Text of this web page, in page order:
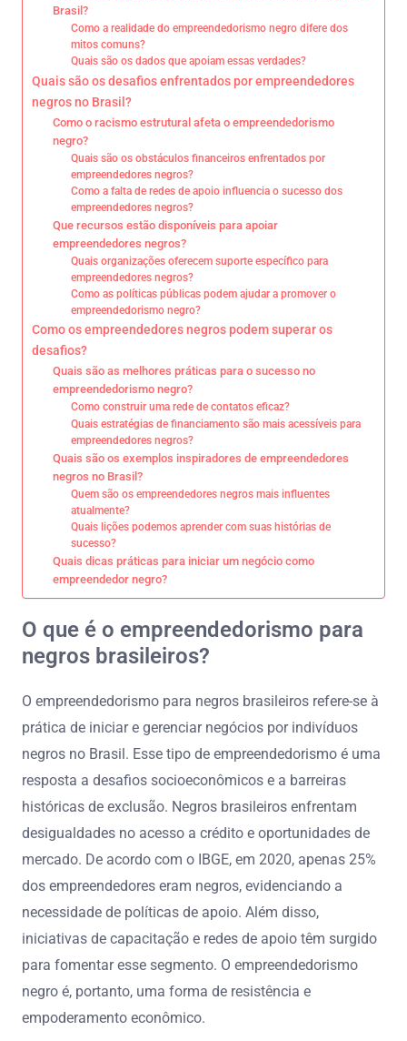
Brasil?
Como a realidade do empreendedorismo negro difere dos
mitos comuns?
Quais são os dados que apoiam essas verdades?
Quais são os desafios enfrentados por empreendedores
negros no Brasil?
Como o racismo estrutural afeta o empreendedorismo
negro?
Quais são os obstáculos financeiros enfrentados por
empreendedores negros?
Como a falta de redes de apoio influencia o sucesso dos
empreendedores negros?
Que recursos estão disponíveis para apoiar
empreendedores negros?
Quais organizações oferecem suporte específico para
empreendedores negros?
Como as políticas públicas podem ajudar a promover o
empreendedorismo negro?
Como os empreendedores negros podem superar os
desafios?
Quais são as melhores práticas para o sucesso no
empreendedorismo negro?
Como construir uma rede de contatos eficaz?
Quais estratégias de financiamento são mais acessíveis para
empreendedores negros?
Quais são os exemplos inspiradores de empreendedores
negros no Brasil?
Quem são os empreendedores negros mais influentes
atualmente?
Quais lições podemos aprender com suas histórias de
sucesso?
Quais dicas práticas para iniciar um negócio como
empreendedor negro?
O que é o empreendedorismo para
negros brasileiros?
O empreendedorismo para negros brasileiros refere-se à
prática de iniciar e gerenciar negócios por indivíduos
negros no Brasil. Esse tipo de empreendedorismo é uma
resposta a desafios socioeconômicos e a barreiras
históricas de exclusão. Negros brasileiros enfrentam
desigualdades no acesso a crédito e oportunidades de
mercado. De acordo com o IBGE, em 2020, apenas 25%
dos empreendedores eram negros, evidenciando a
necessidade de políticas de apoio. Além disso,
iniciativas de capacitação e redes de apoio têm surgido
para fomentar esse segmento. O empreendedorismo
negro é, portanto, uma forma de resistência e
empoderamento econômico.